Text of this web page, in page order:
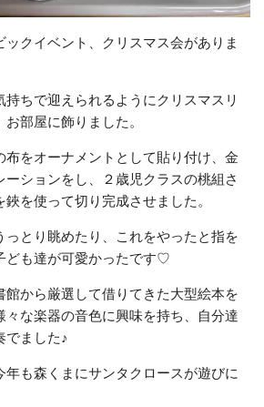
クイベント、クリスマス会がありま
ちで迎えられるようにクリスマスリ
部屋に飾りました。
布をオーナメントとして貼り付け、金
ションをし、２歳児クラスの桃組さ
を使って切り完成させました。
っとり眺めたり、これをやったと指を
ども達が可愛かったです♡
館から厳選して借りてきた大型絵本を
々な楽器の音色に興味を持ち、自分達
でました♪
年も森くまにサンタクロースが遊びに